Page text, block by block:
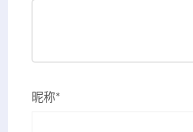
昵称*